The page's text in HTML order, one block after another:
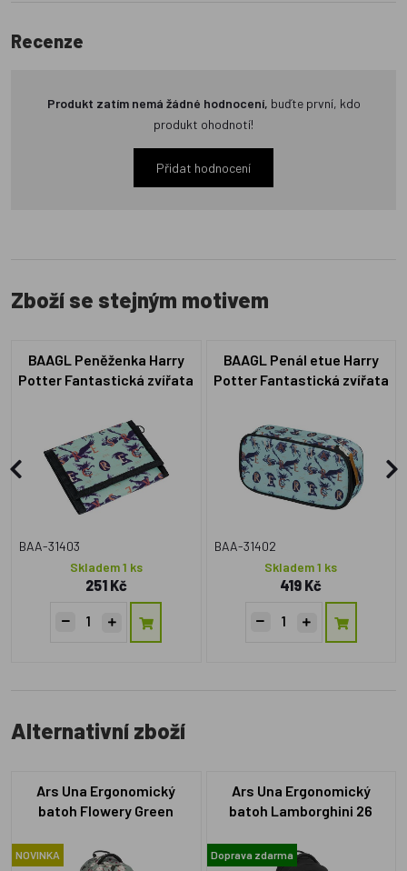
Recenze
Produkt zatím nemá žádné hodnocení, buďte první, kdo
produkt ohodnotí!
Přidat hodnocení
Zboží se stejným motivem
BAAGL Peněženka Harry
Potter Fantastická zvířata
BAA-31403
Skladem 1 ks
251 Kč
BAAGL Penál etue Harry
Potter Fantastická zvířata
BAA-31402
Skladem 1 ks
419 Kč
Alternativní zboží
Ars Una Ergonomický
batoh Flowery Green
NOVINKA
Ars Una Ergonomický
batoh Lamborghini 26
Doprava zdarma